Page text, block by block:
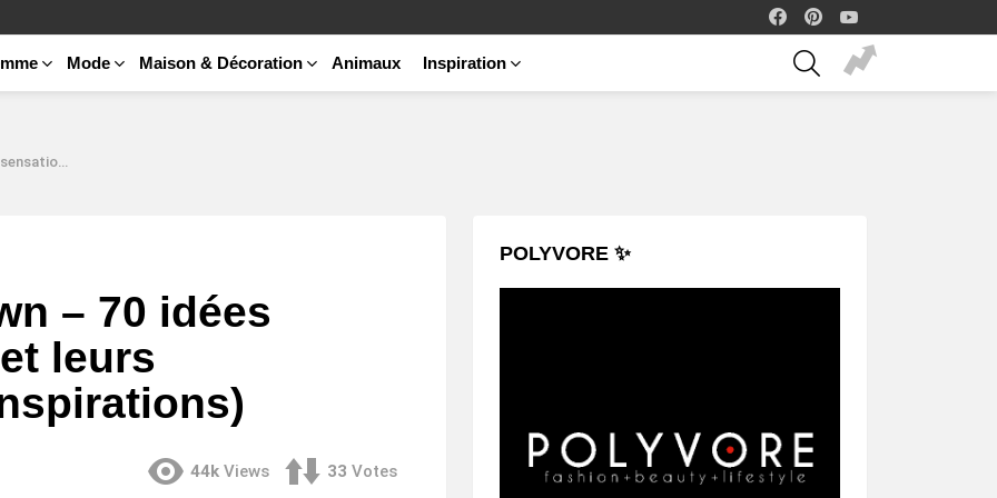
facebook
Mode Maison & Décoration Animaux Inspiration
SEARCH
(Inspirations)
– 70 idées
leurs
44k Views 33 Votes
POLYVORE ✨